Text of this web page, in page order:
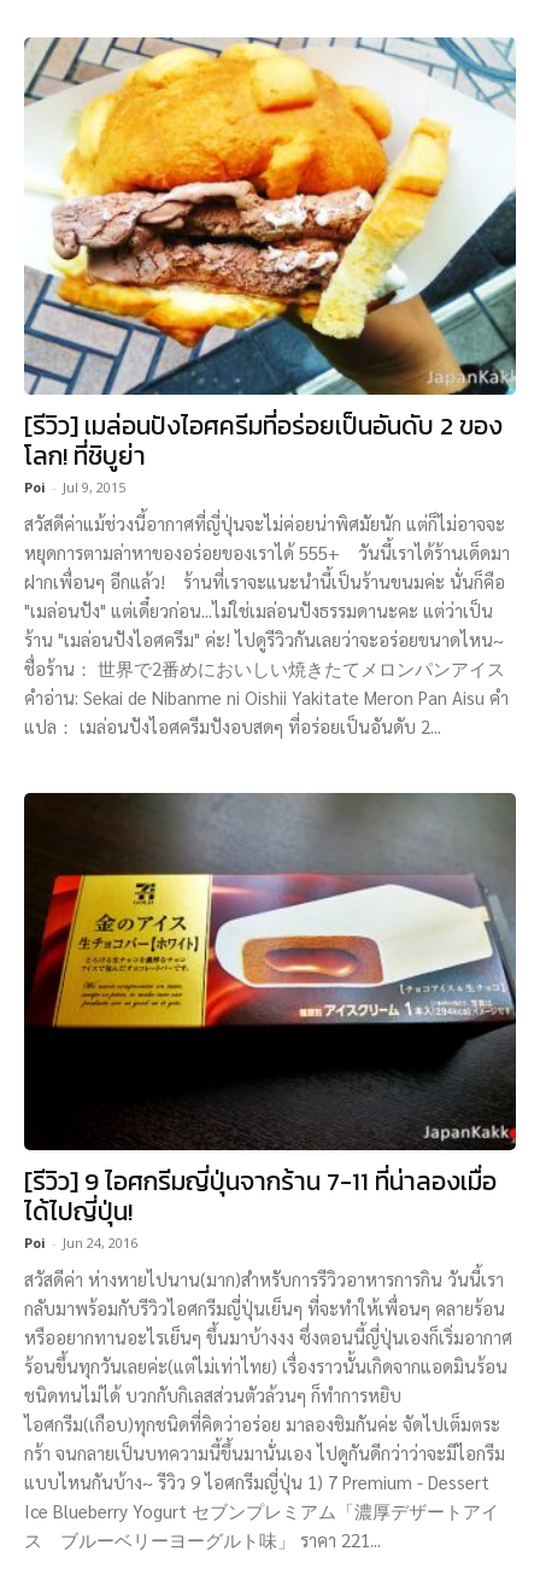
[รีวิว] เมล่อนปังไอศครีมที่อร่อยเป็นอันดับ 2 ของ
โลก! ที่ชิบูย่า
Poi - Jul 9, 2015
สวัสดีค่าแม้ช่วงนี้อากาศที่ญี่ปุ่นจะไม่ค่อยน่าพิศมัยนัก แต่ก็ไม่อาจจะ
หยุดการตามล่าหาของอร่อยของเราได้ 555+ วันนี้เราได้ร้านเด็ดมา
ฝากเพื่อนๆ อีกแล้ว! ร้านที่เราจะแนะนำนี้เป็นร้านขนมค่ะ นั่นก็คือ
"เมล่อนปัง" แต่เดี๋ยวก่อน...ไม่ใช่เมล่อนปังธรรมดานะคะ แต่ว่าเป็น
ร้าน "เมล่อนปังไอศครีม" ค่ะ! ไปดูรีวิวกันเลยว่าจะอร่อยขนาดไหน~
ชื่อร้าน： 世界で2番めにおいしい焼きたてメロンパンアイス
คำอ่าน: Sekai de Nibanme ni Oishii Yakitate Meron Pan Aisu คำ
แปล： เมล่อนปังไอศครีมปังอบสดๆ ที่อร่อยเป็นอันดับ 2...
[รีวิว] 9 ไอศกรีมญี่ปุ่นจากร้าน 7-11 ที่น่าลองเมื่อ
ได้ไปญี่ปุ่น!
Poi - Jun 24, 2016
สวัสดีค่า ห่างหายไปนาน(มาก)สำหรับการรีวิวอาหารการกิน วันนี้เรา
กลับมาพร้อมกับรีวิวไอศกรีมญี่ปุ่นเย็นๆ ที่จะทำให้เพื่อนๆ คลายร้อน
หรืออยากทานอะไรเย็นๆ ขึ้นมาบ้างงง ซึ่งตอนนี้ญี่ปุ่นเองก็เริ่มอากาศ
ร้อนขึ้นทุกวันเลยค่ะ(แต่ไม่เท่าไทย) เรื่องราวนั้นเกิดจากแอดมินร้อน
ชนิดทนไม่ได้ บวกกับกิเลสส่วนตัวล้วนๆ ก็ทำการหยิบ
ไอศกรีม(เกือบ)ทุกชนิดที่คิดว่าอร่อย มาลองชิมกันค่ะ จัดไปเต็มตระ
กร้า จนกลายเป็นบทความนี้ขึ้นมานั่นเอง ไปดูกันดีกว่าว่าจะมีไอกรีม
แบบไหนกันบ้าง~ รีวิว 9 ไอศกรีมญี่ปุ่น 1) 7 Premium - Dessert
Ice Blueberry Yogurt セブンプレミアム「濃厚デザートアイ
ス ブルーベリーヨーグルト味」 ราคา 221...